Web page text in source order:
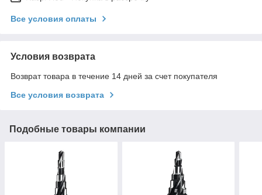
Все условия оплаты
Условия возврата
Возврат товара в течение 14 дней за счет покупателя
Все условия возврата
Подобные товары компании